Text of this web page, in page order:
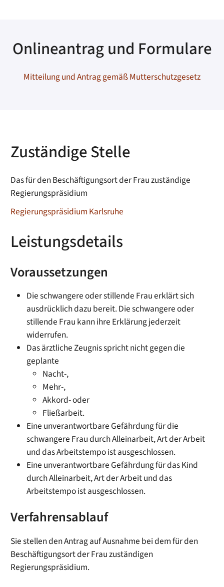
Onlineantrag und Formulare
Mitteilung und Antrag gemäß Mutterschutzgesetz
Zuständige Stelle
Das für den Beschäftigungsort der Frau zuständige
Regierungspräsidium
Regierungspräsidium Karlsruhe
Leistungsdetails
Voraussetzungen
Die schwangere oder stillende Frau erklärt sich
ausdrücklich dazu bereit. Die schwangere oder
stillende Frau kann ihre Erklärung jederzeit
widerrufen.
Das ärztliche Zeugnis spricht nicht gegen die
geplante
Nacht-,
Mehr-,
Akkord- oder
Fließarbeit.
Eine unverantwortbare Gefährdung für die
schwangere Frau durch Alleinarbeit, Art der Arbeit
und das Arbeitstempo ist ausgeschlossen.
Eine unverantwortbare Gefährdung für das Kind
durch Alleinarbeit, Art der Arbeit und das
Arbeitstempo ist ausgeschlossen.
Verfahrensablauf
Sie stellen den Antrag auf Ausnahme bei dem für den
Beschäftigungsort der Frau zuständigen
Regierungspräsidium.